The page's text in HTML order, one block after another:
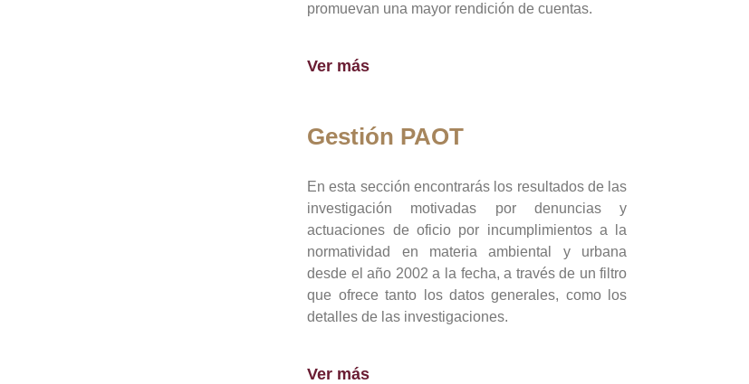
promuevan una mayor rendición de cuentas.
Ver más
Gestión PAOT
En esta sección encontrarás los resultados de las
investigación motivadas por denuncias y
actuaciones de oficio por incumplimientos a la
normatividad en materia ambiental y urbana
desde el año 2002 a la fecha, a través de un filtro
que ofrece tanto los datos generales, como los
detalles de las investigaciones.
Ver más